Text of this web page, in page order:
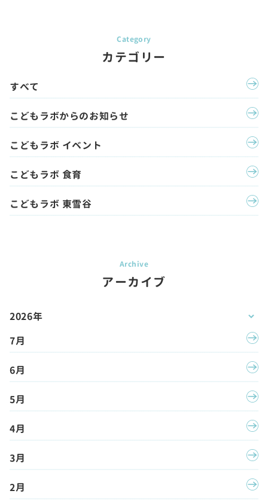
カテゴリー
すべて
こどもラボからのお知らせ
こどもラボ イベント
こどもラボ 食育
こどもラボ 東雪谷
アーカイブ
2026年
7月
6月
5月
4月
3月
2月